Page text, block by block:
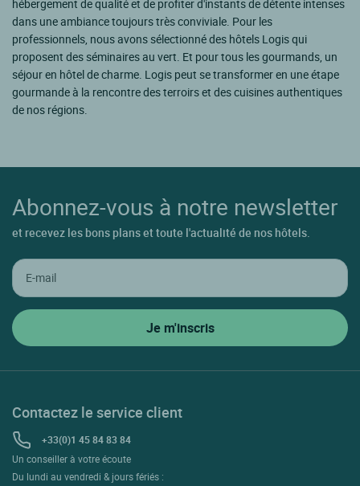
hébergement de qualité et de profiter d'instants de détente intenses
dans une ambiance toujours très conviviale. Pour les
professionnels, nous avons sélectionné des hôtels Logis qui
proposent des séminaires au vert. Et pour tous les gourmands, un
séjour en hôtel de charme. Logis peut se transformer en une étape
gourmande à la rencontre des terroirs et des cuisines authentiques
de nos régions.
Abonnez-vous à notre newsletter
et recevez les bons plans et toute l'actualité de nos hôtels.
Contactez le service client
+33(0)1 45 84 83 84
Un conseiller à votre écoute
Du lundi au vendredi & jours fériés :